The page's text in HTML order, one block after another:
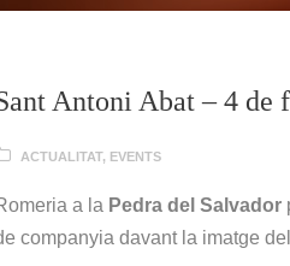
Antoni Abat – 4 de
ACTUALITAT, EVENTS
a la Pedra del Salvador
companyia davant la imatge